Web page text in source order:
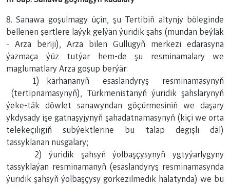
8. Sanawa goşulmagy üçin, şu Tertibiň altynjy böleginde
bellenen şertlere laýyk gelýän ýuridik şahs (mundan beýläk
- Arza beriji), Arza bilen Gullugyň merkezi edarasyna
ýazmaça ýüz tutýar hem-de şu resminamalary we
maglumatlary Arza goşup berýär:
1) kärhananyň esaslandyryş resminamasynyň
(tertipnamasynyň), Türkmenistanyň ýuridik şahslarynyň
ýeke-täk döwlet sanawyndan göçürmesiniň we daşary
ykdysady işe gatnaşyjynyň şahadatnamasynyň (kiçi we orta
telekeçiligiň subýektlerine bu talap degişli däl)
tassyklanan nusgalary;
2) ýuridik şahsyň ýolbaşçysynyň ygtyýarlygyny
tassyklaýan resminamanyň (esaslandyryş resminamasynda
ýuridik şahsyň ýolbaşçysy görkezilmedik halatynda) we bu